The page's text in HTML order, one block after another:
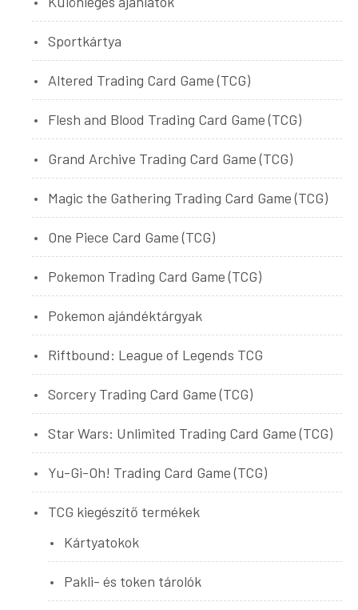
Sportkártya
Altered Trading Card Game (TCG)
Flesh and Blood Trading Card Game (TCG)
Grand Archive Trading Card Game (TCG)
Magic the Gathering Trading Card Game (TCG)
One Piece Card Game (TCG)
Pokemon Trading Card Game (TCG)
Pokemon ajándéktárgyak
Riftbound: League of Legends TCG
Sorcery Trading Card Game (TCG)
Star Wars: Unlimited Trading Card Game (TCG)
Yu-Gi-Oh! Trading Card Game (TCG)
TCG kiegészítő termékek
Kártyatokok
Pakli- és token tárolók